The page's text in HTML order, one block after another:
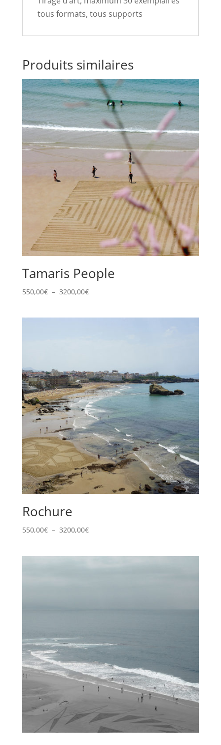
tous formats, tous supports
Produits similaires
Tamaris People
550,00€ – 3200,00€Plage
Rochure
550,00€ – 3200,00€Plage